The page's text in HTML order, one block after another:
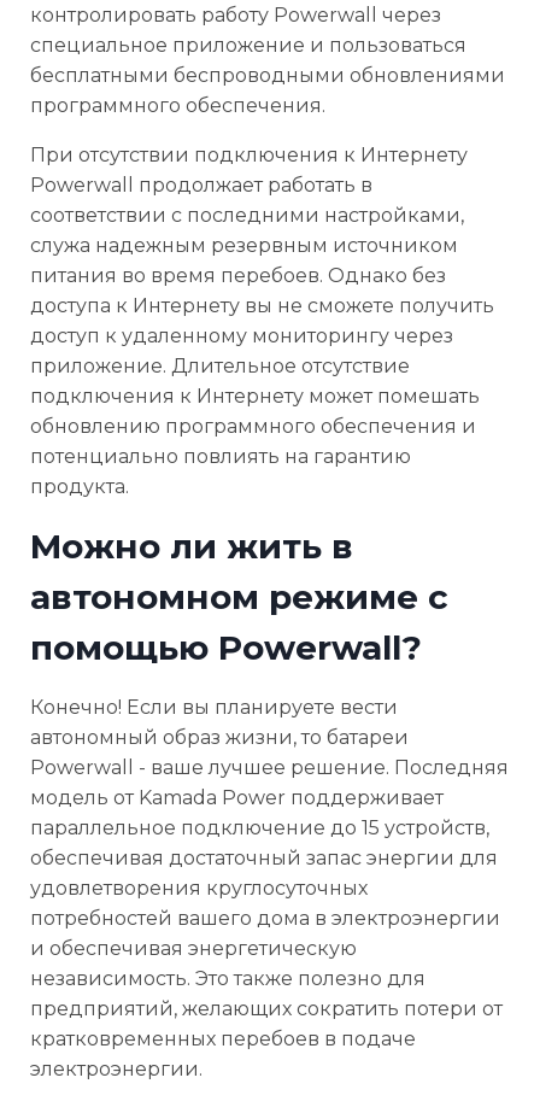
контролировать работу Powerwall через
специальное приложение и пользоваться
бесплатными беспроводными обновлениями
программного обеспечения.
При отсутствии подключения к Интернету
Powerwall продолжает работать в
соответствии с последними настройками,
служа надежным резервным источником
питания во время перебоев. Однако без
доступа к Интернету вы не сможете получить
доступ к удаленному мониторингу через
приложение. Длительное отсутствие
подключения к Интернету может помешать
обновлению программного обеспечения и
потенциально повлиять на гарантию
продукта.
Можно ли жить в
автономном режиме с
помощью Powerwall?
Конечно! Если вы планируете вести
автономный образ жизни, то батареи
Powerwall - ваше лучшее решение. Последняя
модель от Kamada Power поддерживает
параллельное подключение до 15 устройств,
обеспечивая достаточный запас энергии для
удовлетворения круглосуточных
потребностей вашего дома в электроэнергии
и обеспечивая энергетическую
независимость. Это также полезно для
предприятий, желающих сократить потери от
кратковременных перебоев в подаче
электроэнергии.